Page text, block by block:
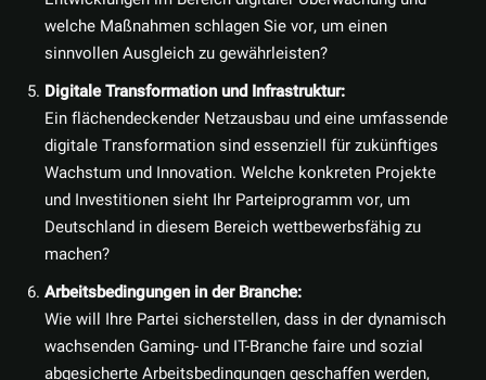
welche Maßnahmen schlagen Sie vor, um einen
sinnvollen Ausgleich zu gewährleisten?
Digitale Transformation und Infrastruktur:
Ein flächendeckender Netzausbau und eine umfassende
digitale Transformation sind essenziell für zukünftiges
Wachstum und Innovation. Welche konkreten Projekte
und Investitionen sieht Ihr Parteiprogramm vor, um
Deutschland in diesem Bereich wettbewerbsfähig zu
machen?
Arbeitsbedingungen in der Branche:
Wie will Ihre Partei sicherstellen, dass in der dynamisch
wachsenden Gaming- und IT-Branche faire und sozial
abgesicherte Arbeitsbedingungen geschaffen werden,